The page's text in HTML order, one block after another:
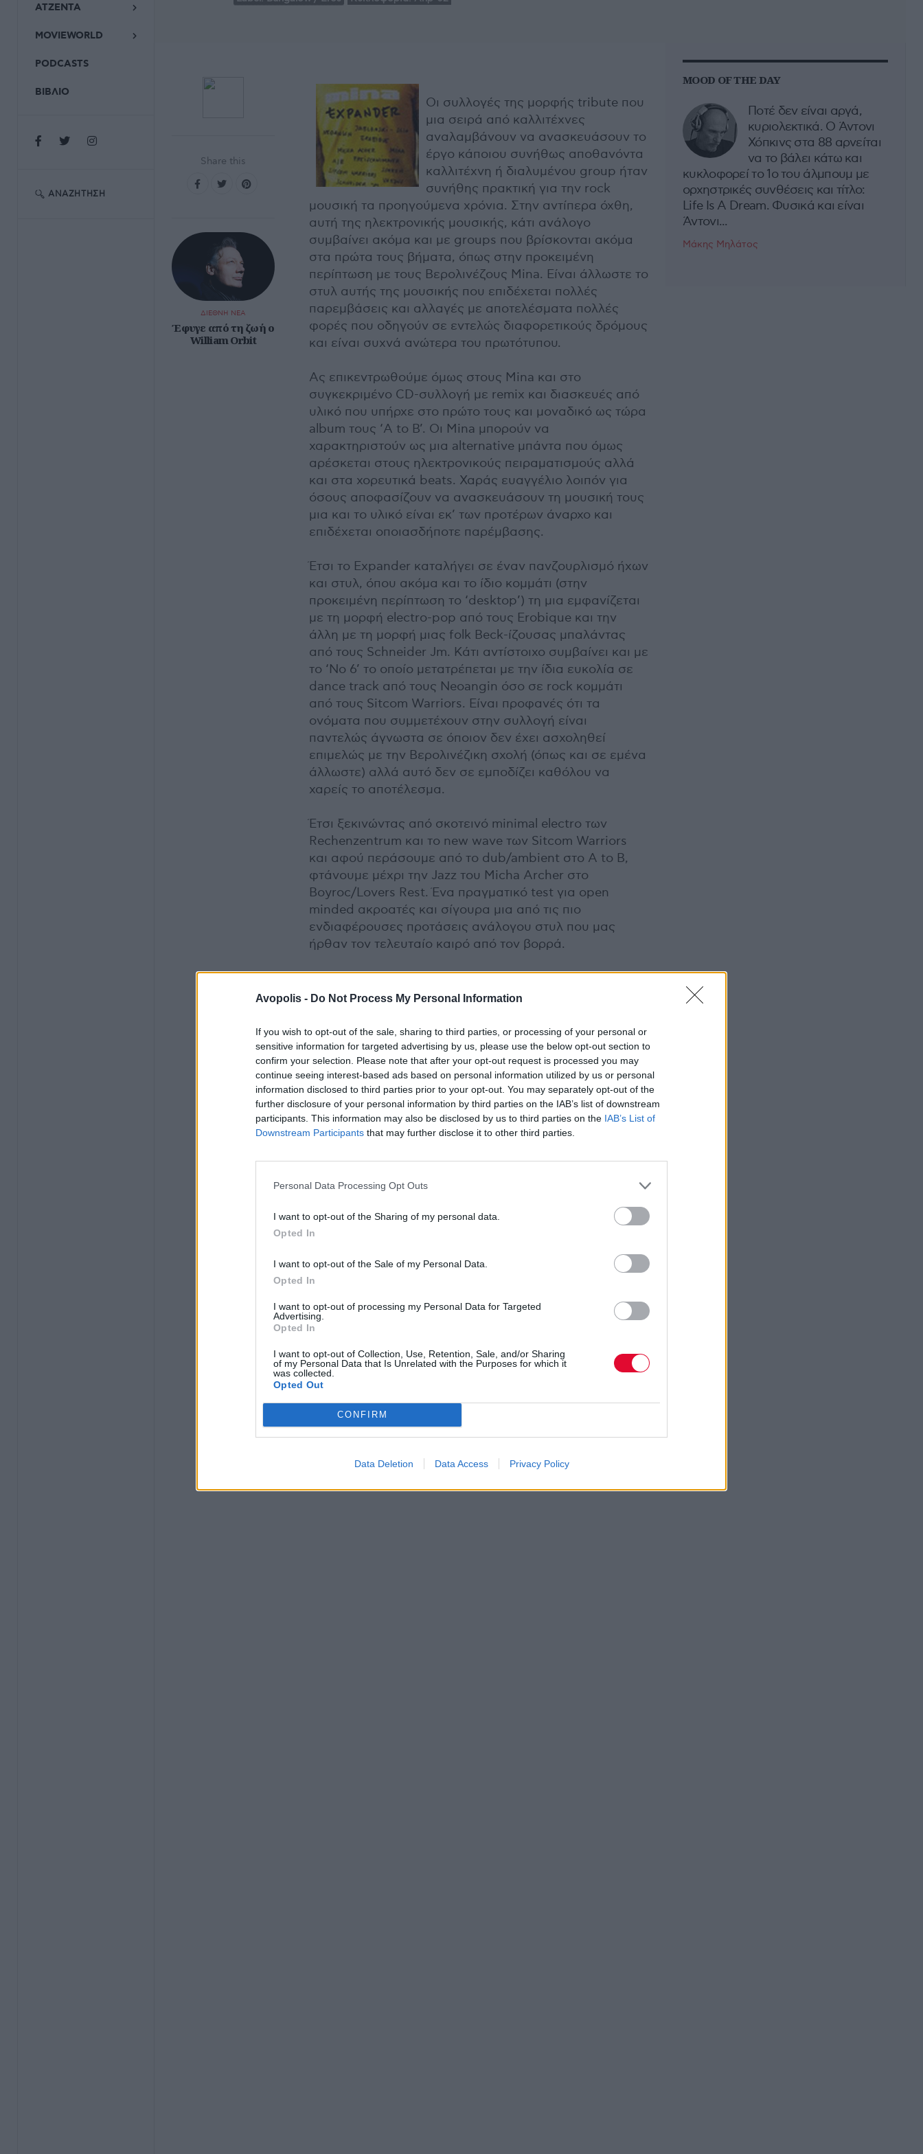
Avopolis - Do Not Process My Personal Information
If you wish to opt-out of the sale, sharing to third parties, or processing of your personal or
sensitive information for targeted advertising by us, please use the below opt-out section to
confirm your selection. Please note that after your opt-out request is processed you may
continue seeing interest-based ads based on personal information utilized by us or personal
information disclosed to third parties prior to your opt-out. You may separately opt-out of the
further disclosure of your personal information by third parties on the IAB’s list of downstream
participants. This information may also be disclosed by us to third parties on the IAB’s List of
Downstream Participants that may further disclose it to other third parties.
Personal Data Processing Opt Outs
I want to opt-out of the Sharing of my personal data.
Opted In
I want to opt-out of the Sale of my Personal Data.
Opted In
I want to opt-out of processing my Personal Data for Targeted
Advertising.
Opted In
I want to opt-out of Collection, Use, Retention, Sale, and/or Sharing
of my Personal Data that Is Unrelated with the Purposes for which it
was collected.
Opted Out
CONFIRM
Data Deletion Data Access Privacy Policy
ΑΤΖΕΝΤΑ
MOVIEWORLD
PODCASTS
ΒΙΒΛΙΟ
ΑΝΑΖΉΤΗΣΗ
Share this
ΔΙΕΘΝΗ ΝΕΑ
Έφυγε από τη ζωή ο
William Orbit
Οι συλλογές της μορφής tribute που
μια σειρά από καλλιτέχνες
αναλαμβάνουν να ανασκευάσουν το
έργο κάποιου συνήθως αποθανόντα
καλλιτέχνη ή διαλυμένου group ήταν
συνήθης πρακτική για την rock
μουσική τα προηγούμενα χρόνια. Στην αντίπερα όχθη,
αυτή της ηλεκτρονικής μουσικής, κάτι ανάλογο
συμβαίνει ακόμα και με groups που βρίσκονται ακόμα
στα πρώτα τους βήματα, όπως στην προκειμένη
περίπτωση με τους Βερολινέζους Mina. Είναι άλλωστε το
στυλ αυτής της μουσικής που επιδέχεται πολλές
παρεμβάσεις και αλλαγές με αποτελέσματα πολλές
φορές που οδηγούν σε εντελώς διαφορετικούς δρόμους
και είναι συχνά ανώτερα του πρωτότυπου.
Ας επικεντρωθούμε όμως στους Mina και στο
συγκεκριμένο CD-συλλογή με remix και διασκευές από
υλικό που υπήρχε στο πρώτο τους και μοναδικό ως τώρα
album τους ‘A to B’. Οι Mina μπορούν να
χαρακτηριστούν ως μια alternative μπάντα που όμως
αρέσκεται στους ηλεκτρονικούς πειραματισμούς αλλά
και στα χορευτικά beats. Χαράς ευαγγέλιο λοιπόν για
όσους αποφασίζουν να ανασκευάσουν τη μουσική τους
μια και το υλικό είναι εκ’ των προτέρων άναρχο και
επιδέχεται οποιασδήποτε παρέμβασης.
Έτσι το Expander καταλήγει σε έναν πανζουρλισμό ήχων
και στυλ, όπου ακόμα και το ίδιο κομμάτι (στην
προκειμένη περίπτωση το ‘desktop’) τη μια εμφανίζεται
με τη μορφή electro-pop από τους Erobique και την
άλλη με τη μορφή μιας folk Beck-ίζουσας μπαλάντας
από τους Schneider Jm. Κάτι αντίστοιχο συμβαίνει και με
το ‘No 6’ το οποίο μετατρέπεται με την ίδια ευκολία σε
dance track από τους Neoangin όσο σε rock κομμάτι
από τους Sitcom Warriors. Είναι προφανές ότι τα
ονόματα που συμμετέχουν στην συλλογή είναι
παντελώς άγνωστα σε όποιον δεν έχει ασχοληθεί
επιμελώς με την Βερολινέζικη σχολή (όπως και σε εμένα
άλλωστε) αλλά αυτό δεν σε εμποδίζει καθόλου να
χαρείς το αποτέλεσμα.
Έτσι ξεκινώντας από σκοτεινό minimal electro των
Rechenzentrum και τo new wave των Sitcom Warriors
και αφού περάσουμε από το dub/ambient στο Α to B,
φτάνουμε μέχρι την Jazz του Micha Archer στο
Boyroc/Lovers Rest. Ένα πραγματικό test για open
minded ακροατές και σίγουρα μια από τις πιο
ενδιαφέρουσες προτάσεις ανάλογου στυλ που μας
ήρθαν τον τελευταίο καιρό από τον βορρά.
MOOD OF THE DAY
Ποτέ δεν είναι αργά,
κυριολεκτικά. Ο Άντονι
Χόπκινς στα 88 αρνείται
να το βάλει κάτω και
κυκλοφορεί το 1ο του άλμπουμ με
ορχηστρικές συνθέσεις και τίτλο:
Life Is A Dream. Φυσικά και είναι
Άντονι...
Μάκης Μηλάτος
Previous Article Next Article